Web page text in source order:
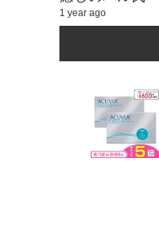
1 year ago